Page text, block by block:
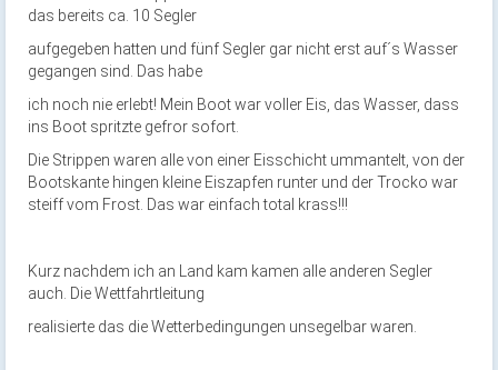
das bereits ca. 10 Segler
aufgegeben hatten und fünf Segler gar nicht erst auf´s Wasser
gegangen sind. Das habe
ich noch nie erlebt! Mein Boot war voller Eis, das Wasser, dass
ins Boot spritzte gefror sofort.
Die Strippen waren alle von einer Eisschicht ummantelt, von der
Bootskante hingen kleine Eiszapfen runter und der Trocko war
steiff vom Frost. Das war einfach total krass!!!
Kurz nachdem ich an Land kam kamen alle anderen Segler
auch. Die Wettfahrtleitung
realisierte das die Wetterbedingungen unsegelbar waren.